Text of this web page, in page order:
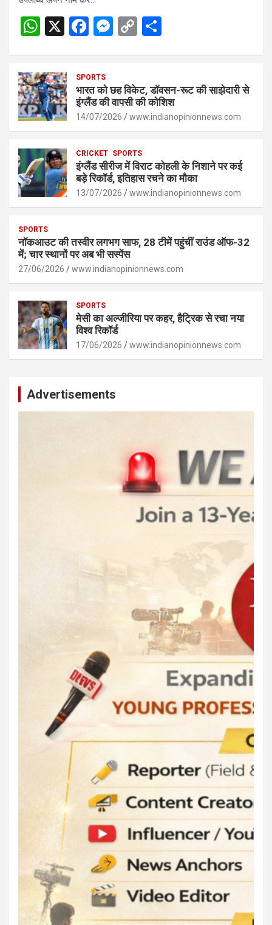
W
s
A
p
p
X
F
b
o
o
M
n
g
er
C
Li
n
k
e
SPORTS
भारत को छह विकेट, डॉवसन-रूट की साझेदारी से
इंग्लैंड की वापसी की कोशिश
14/07/2026 www.indianopinionnews.com
CRICKET SPORTS
इंग्लैंड सीरीज में विराट कोहली के निशाने पर कई
बड़े रिकॉर्ड, इतिहास रचने का मौका
13/07/2026 www.indianopinionnews.com
SPORTS
नॉकआउट की तस्वीर लगभग साफ, 28 टीमें पहुंचीं राउंड ऑफ-32
में; चार स्थानों पर अब भी सस्पेंस
27/06/2026 www.indianopinionnews.com
SPORTS
मेसी का अल्जीरिया पर कहर, हैट्रिक से रचा नया
विश्व रिकॉर्ड
17/06/2026 www.indianopinionnews.com
Advertisements